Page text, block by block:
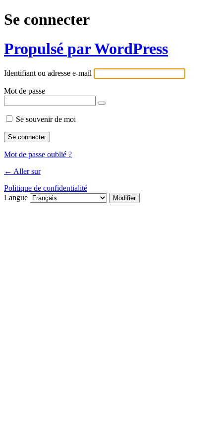
Se connecter
Propulsé par WordPress
Identifiant ou adresse e-mail
Mot de passe
Se souvenir de moi
Mot de passe oublié ?
← Aller sur
Politique de confidentialité
Langue